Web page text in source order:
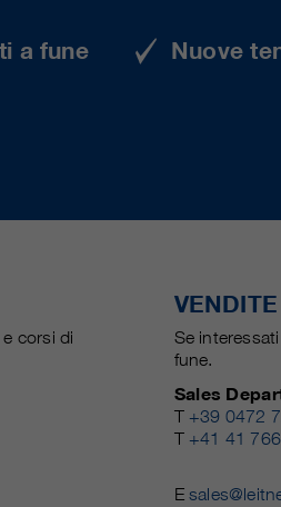
a fune Nuove
corsi di
VENDITE
Se
fune.
Sales
T +39 0472
T +41 41
E